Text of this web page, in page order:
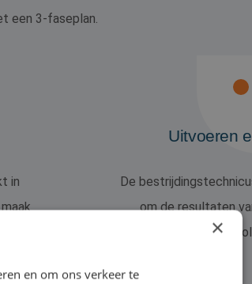
een 3-faseplan.
in
Uitvoeren
De
om de resultaten
×
en om ons verkeer te